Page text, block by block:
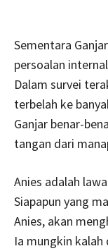
Sementara
persoalan
Dalam survei
terbelah ke
Ganjar benar-
tangan dari
Anies adalah
Siapapun yang
Anies, akan
Ia mungkin